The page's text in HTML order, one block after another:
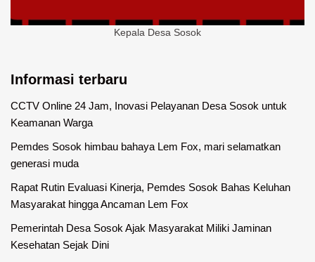
Kepala Desa Sosok
Informasi terbaru
CCTV Online 24 Jam, Inovasi Pelayanan Desa Sosok untuk
Keamanan Warga
Pemdes Sosok himbau bahaya Lem Fox, mari selamatkan
generasi muda
Rapat Rutin Evaluasi Kinerja, Pemdes Sosok Bahas Keluhan
Masyarakat hingga Ancaman Lem Fox
Pemerintah Desa Sosok Ajak Masyarakat Miliki Jaminan
Kesehatan Sejak Dini